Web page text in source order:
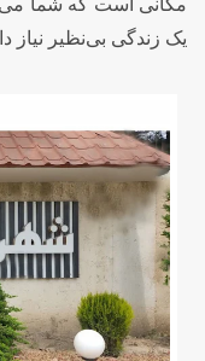
یک زندگی بی‌نظیر نیاز